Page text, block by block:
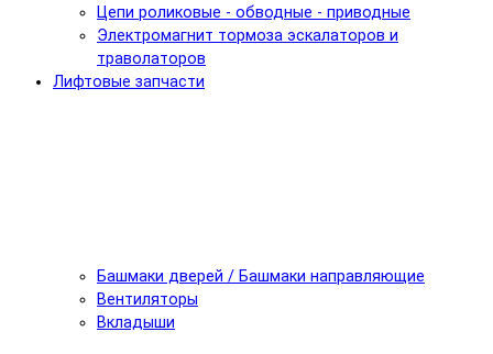
Цепи роликовые - обводные - приводные
Электромагнит тормоза эскалаторов и
траволаторов
Лифтовые запчасти
Башмаки дверей / Башмаки направляющие
Вентиляторы
Вкладыши